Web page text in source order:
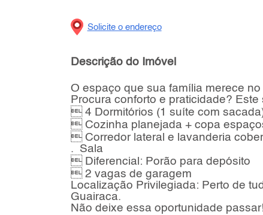
Solicite o endereço
Descrição do Imóvel
O espaço que sua família merece
Procura conforto e praticidade?
 4 Dormitórios (1 suíte com
 Cozinha planejada + copa
 Corredor lateral e lavanderia
. Sala
 Diferencial: Porão para depósito
 2 vagas de garagem
Localização Privilegiada: Perto de
Guairaca.
Não deixe essa oportunidade